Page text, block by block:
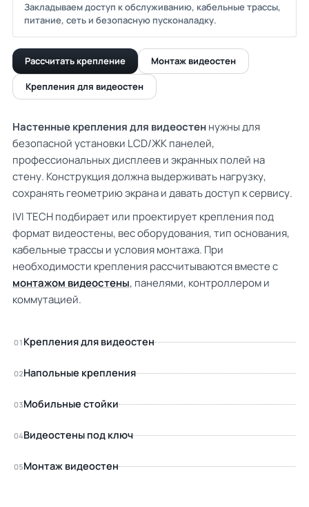
Закладываем доступ к обслуживанию, кабельные трассы,
питание, сеть и безопасную пусконаладку.
Рассчитать крепление Монтаж видеостен
Крепления для видеостен
Настенные крепления для видеостеннужны для
безопасной установки LCD/ЖК панелей,
профессиональных дисплеев и экранных полей на
стену. Конструкция должна выдерживать нагрузку,
сохранять геометрию экрана и давать доступ к сервису.
IVI TECH подбирает или проектирует крепления под
формат видеостены, вес оборудования, тип основания,
кабельные трассы и условия монтажа. При
необходимости крепления рассчитываются вместе с
монтажом видеостены, панелями, контроллером и
коммутацией.
01 Крепления для видеостен
02Напольные крепления
03Мобильные стойки
04Видеостены под ключ
05Монтаж видеостен